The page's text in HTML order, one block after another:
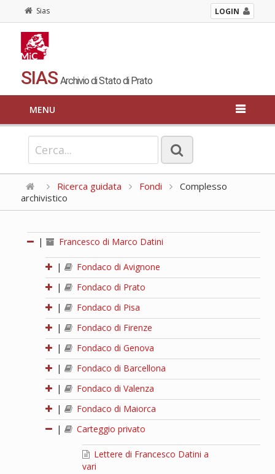
Sias LOGIN
SIAS Archivio di Stato di Prato
MENU
Ricerca guidata Fondi
Complesso
archivistico
| Francesco di Marco Datini
|
Fondaco di Avignone
|
Fondaco di Prato
|
Fondaco di Pisa
|
Fondaco di Firenze
|
Fondaco di Genova
|
Fondaco di Barcellona
|
Fondaco di Valenza
|
Fondaco di Maiorca
|
Carteggio privato
Lettere di Francesco Datini a
vari